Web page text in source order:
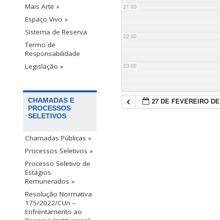
Mais Arte »
Espaço Vivo »
Sistema de Reserva
Termo de
Responsabilidade
Legislação »
CHAMADAS E
PROCESSOS
SELETIVOS
Chamadas Públicas »
Processos Seletivos »
Processo Seletivo de
Estágios
Remunerados »
Resolução Normativa
175/2022/CUn –
Enfrentamento ao
21:00
22:00
23:00
27 DE FEVEREIRO